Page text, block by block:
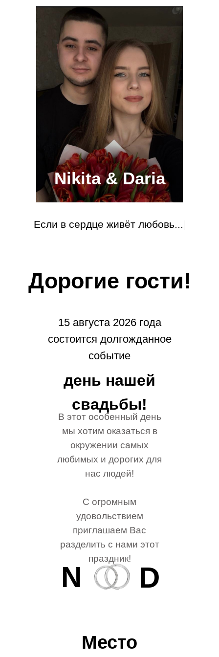
Nikita & Daria
Если в сердце живёт любовь...
Дорогие гости!
15 августа 2026 года
состоится долгожданное
событие
В этот особенный день
мы хотим оказаться в
окружении самых
любимых и дорогих для
нас людей!
С огромным
удовольствием
приглашаем Вас
разделить с нами этот
праздник!
N D
день нашей
свадьбы!
Место